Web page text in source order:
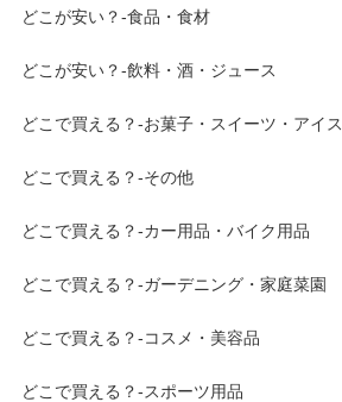
どこが安い？-食品・食材
どこが安い？-飲料・酒・ジュース
どこで買える？-お菓子・スイーツ・アイス
どこで買える？-その他
どこで買える？-カー用品・バイク用品
どこで買える？-ガーデニング・家庭菜園
どこで買える？-コスメ・美容品
どこで買える？-スポーツ用品